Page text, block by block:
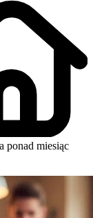
ponad miesiąc